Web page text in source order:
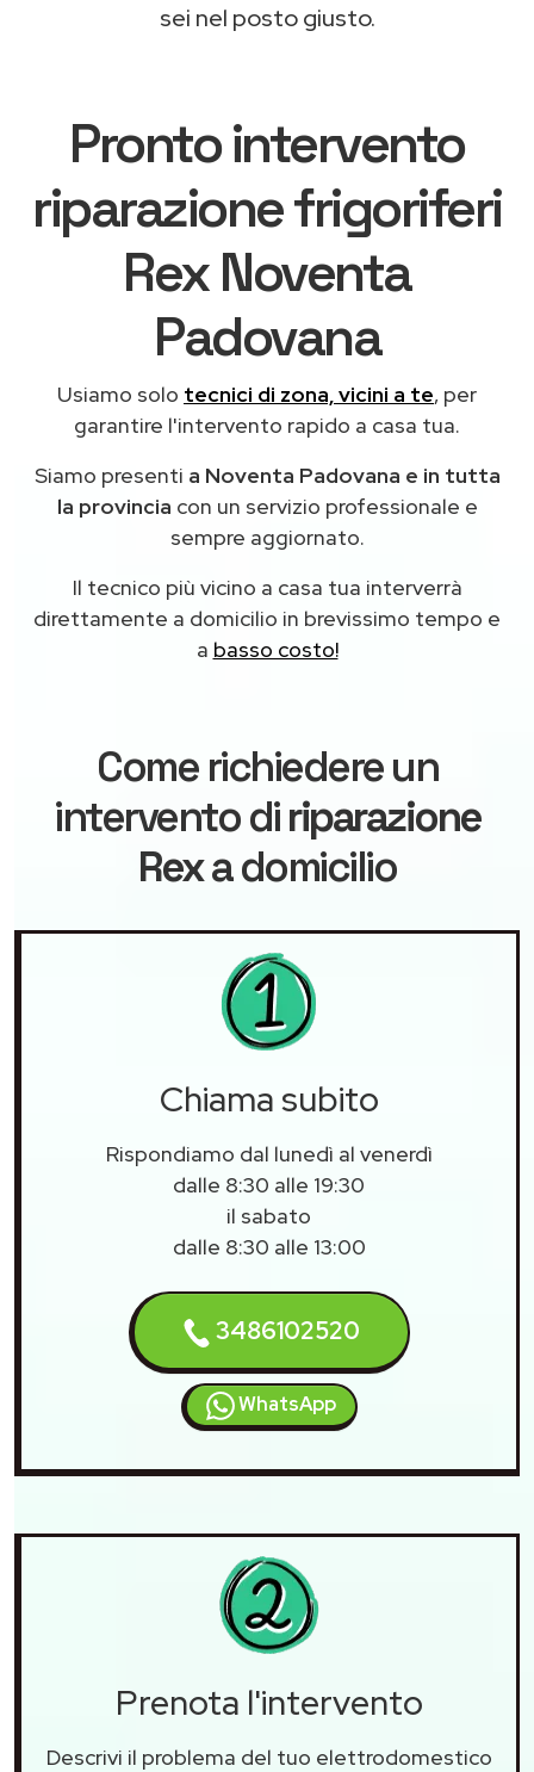
sei nel posto giusto.
Pronto intervento
riparazione frigoriferi
Rex Noventa
Padovana
Usiamo solo tecnici di zona, vicini a te, per
garantire l'intervento rapido a casa tua.
Siamo presenti a Noventa Padovana e in tutta
la provincia con un servizio professionale e
sempre aggiornato.
Il tecnico più vicino a casa tua interverrà
direttamente a domicilio in brevissimo tempo e
a basso costo!
Come richiedere un
intervento diriparazione
Rexa domicilio
Chiama subito
Rispondiamo dal lunedì al venerdì
dalle 8:30 alle 19:30
il sabato
dalle 8:30 alle 13:00
3486102520
WhatsApp
Prenota l'intervento
Descrivi il problema del tuo elettrodomestico